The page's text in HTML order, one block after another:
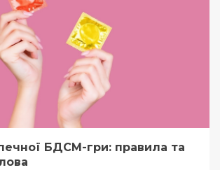
БДСМ-гри: правила та